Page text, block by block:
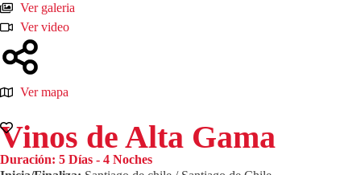
Ver galeria
Ver video
Ver mapa
Vinos de Alta Gama
Duración: 5 Días - 4 Noches